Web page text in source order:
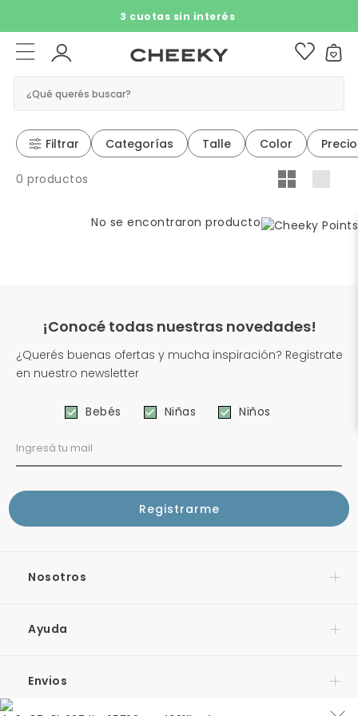
3 cuotas sin interés​ ​
¿Qué querés buscar?
Filtrar Categorías Talle Color Precio
0 productos
No se encontraron productos
¡Conocé todas nuestras novedades!
¿Querés buenas ofertas y mucha inspiración? Registrate
en nuestro newsletter
Bebés Niñas Niños
Nosotros
Ayuda
Envios